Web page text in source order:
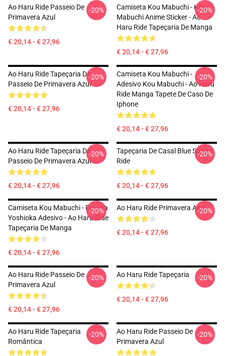
Ao Haru Ride Passeio De
Primavera Azul
€ 20,14 - € 27,96
-20%
Camiseta Kou Mabuchi - Kou
Mabuchi Anime Sticker - Ao
Haru Ride Tapeçaria De Manga
€ 20,14 - € 27,96
-20%
Ao Haru Ride Tapeçaria De
Passeio De Primavera Azul
€ 20,14 - € 27,96
-20%
Camiseta Kou Mabuchi -
Adesivo Kou Mabuchi - Ao Haru
Ride Manga Tapete De Caso De
Iphone
€ 20,14 - € 27,96
-20%
Ao Haru Ride Tapeçaria De
Passeio De Primavera Azul
€ 20,14 - € 27,96
-20%
Tapeçaria De Casal Blue Spring
Ride
€ 20,14 - € 27,96
-20%
Camiseta Kou Mabuchi - Futaba
Yoshioka Adesivo - Ao Haru Ride
Tapeçaria De Manga
€ 20,14 - € 27,96
-20% Ao Haru Ride Primavera Azul
€ 20,14 - € 27,96
-20%
Ao Haru Ride Passeio De
Primavera Azul
€ 20,14 - € 27,96
-20% Ao Haru Ride Tapeçaria
€ 20,14 - € 27,96
-20%
Ao Haru Ride Tapeçaria
Romântica
-20%
Ao Haru Ride Passeio De
Primavera Azul
-20%